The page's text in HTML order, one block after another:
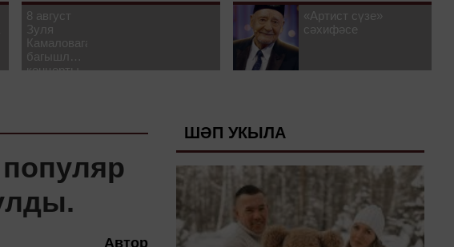
8 август
Зуля
Камаловага
багышлау
концерты
«Артист сүзе»
сәхифәсе
Автор
ШӘП УКЫЛА